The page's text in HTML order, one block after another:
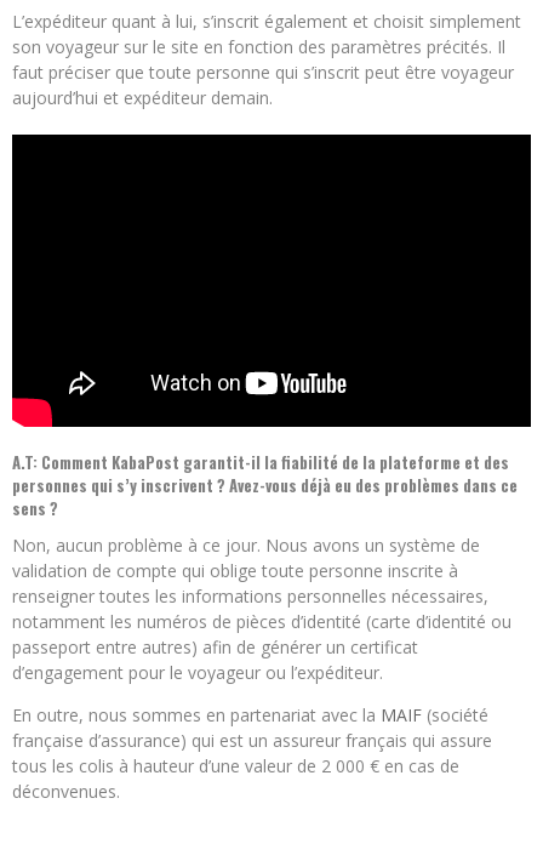
L’expéditeur quant à lui, s’inscrit également et choisit simplement
son voyageur sur le site en fonction des paramètres précités. Il
faut préciser que toute personne qui s’inscrit peut être voyageur
aujourd’hui et expéditeur demain.
A.T: Comment KabaPost garantit-il la fiabilité de la plateforme et des
personnes qui s’y inscrivent ? Avez-vous déjà eu des problèmes dans ce
sens ?
Non, aucun problème à ce jour. Nous avons un système de
validation de compte qui oblige toute personne inscrite à
renseigner toutes les informations personnelles nécessaires,
notamment les numéros de pièces d’identité (carte d’identité ou
passeport entre autres) afin de générer un certificat
d’engagement pour le voyageur ou l’expéditeur.
En outre, nous sommes en partenariat avec la MAIF (société
française d’assurance) qui est un assureur français qui assure
tous les colis à hauteur d’une valeur de 2 000 € en cas de
déconvenues.